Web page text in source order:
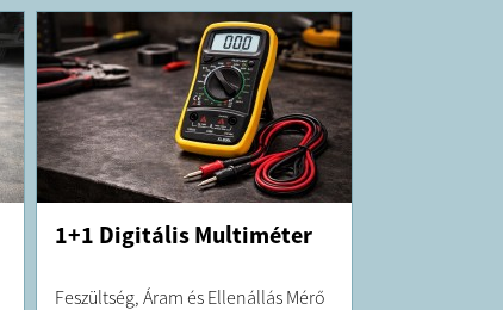
1+1 Digitális Multiméter
Feszültség, Áram és Ellenállás Mérő